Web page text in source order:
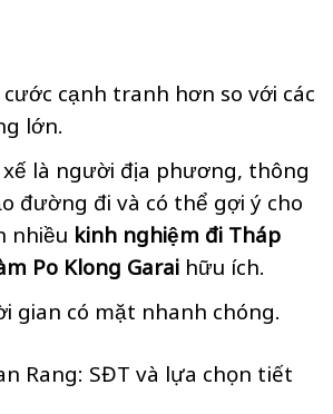
cước cạnh tranh hơn so với các
lớn.
xế là người địa phương, thông
đường đi và có thể gợi ý cho
nhiều kinh nghiệm đi Tháp
Po Klong Garaihữu ích.
gian có mặt nhanh chóng.
Rang: SĐT và lựa chọn tiết